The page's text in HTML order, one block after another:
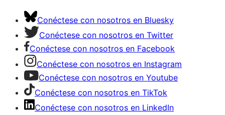
Conéctese con nosotros en Bluesky
Conéctese con nosotros en Twitter
Conéctese con nosotros en Facebook
Conéctese con nosotros en Instagram
Conéctese con nosotros en Youtube
Conéctese con nosotros en TikTok
Conéctese con nosotros en LinkedIn